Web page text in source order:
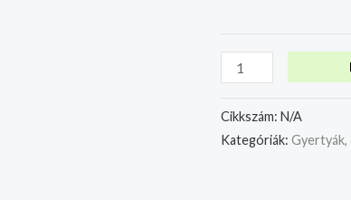
Cikkszám: N/A
Kategóriák: